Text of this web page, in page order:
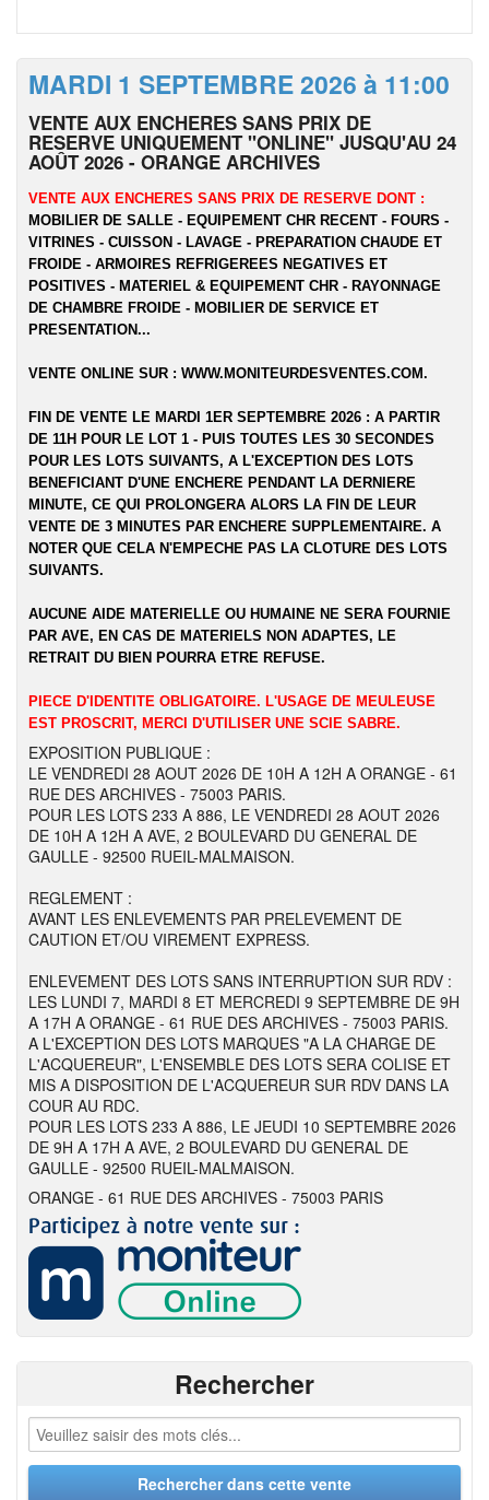
MARDI 1 SEPTEMBRE 2026 à 11:00
VENTE AUX ENCHERES SANS PRIX DE
RESERVE UNIQUEMENT "ONLINE" JUSQU'AU 24
AOÛT 2026 - ORANGE ARCHIVES
VENTE AUX ENCHERES SANS PRIX DE RESERVE DONT :
MOBILIER DE SALLE - EQUIPEMENT CHR RECENT - FOURS -
VITRINES - CUISSON - LAVAGE - PREPARATION CHAUDE ET
FROIDE - ARMOIRES REFRIGEREES NEGATIVES ET
POSITIVES - MATERIEL & EQUIPEMENT CHR - RAYONNAGE
DE CHAMBRE FROIDE - MOBILIER DE SERVICE ET
PRESENTATION...
VENTE ONLINE SUR : WWW.MONITEURDESVENTES.COM.
FIN DE VENTE LE MARDI 1ER SEPTEMBRE 2026 : A PARTIR
DE 11H POUR LE LOT 1 - PUIS TOUTES LES 30 SECONDES
POUR LES LOTS SUIVANTS, A L'EXCEPTION DES LOTS
BENEFICIANT D'UNE ENCHERE PENDANT LA DERNIERE
MINUTE, CE QUI PROLONGERA ALORS LA FIN DE LEUR
VENTE DE 3 MINUTES PAR ENCHERE SUPPLEMENTAIRE. A
NOTER QUE CELA N'EMPECHE PAS LA CLOTURE DES LOTS
SUIVANTS.
AUCUNE AIDE MATERIELLE OU HUMAINE NE SERA FOURNIE
PAR AVE, EN CAS DE MATERIELS NON ADAPTES, LE
RETRAIT DU BIEN POURRA ETRE REFUSE.
PIECE D'IDENTITE OBLIGATOIRE. L'USAGE DE MEULEUSE
EST PROSCRIT, MERCI D'UTILISER UNE SCIE SABRE.
EXPOSITION PUBLIQUE :
LE VENDREDI 28 AOUT 2026 DE 10H A 12H A ORANGE - 61
RUE DES ARCHIVES - 75003 PARIS.
POUR LES LOTS 233 A 886, LE VENDREDI 28 AOUT 2026
DE 10H A 12H A AVE, 2 BOULEVARD DU GENERAL DE
GAULLE - 92500 RUEIL-MALMAISON.
REGLEMENT :
AVANT LES ENLEVEMENTS PAR PRELEVEMENT DE
CAUTION ET/OU VIREMENT EXPRESS.
ENLEVEMENT DES LOTS SANS INTERRUPTION SUR RDV :
LES LUNDI 7, MARDI 8 ET MERCREDI 9 SEPTEMBRE DE 9H
A 17H A ORANGE - 61 RUE DES ARCHIVES - 75003 PARIS.
A L'EXCEPTION DES LOTS MARQUES "A LA CHARGE DE
L'ACQUEREUR", L'ENSEMBLE DES LOTS SERA COLISE ET
MIS A DISPOSITION DE L'ACQUEREUR SUR RDV DANS LA
COUR AU RDC.
POUR LES LOTS 233 A 886, LE JEUDI 10 SEPTEMBRE 2026
DE 9H A 17H A AVE, 2 BOULEVARD DU GENERAL DE
GAULLE - 92500 RUEIL-MALMAISON.
ORANGE - 61 RUE DES ARCHIVES - 75003 PARIS
Rechercher